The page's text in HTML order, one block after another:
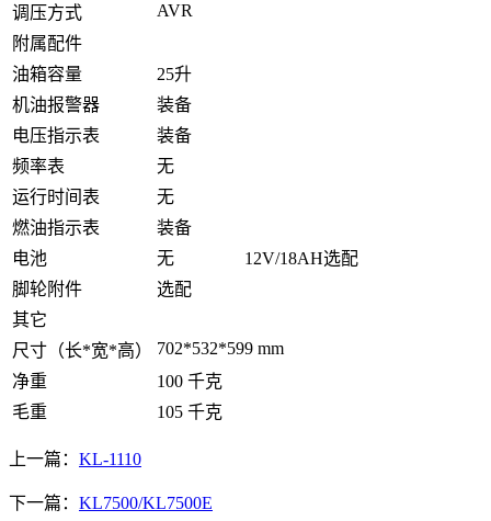
调压方式
AVR
附属配件
油箱容量
25升
机油报警器
装备
电压指示表
装备
频率表
无
运行时间表
无
燃油指示表
装备
电池
无
12V/18AH选配
脚轮附件
选配
其它
尺寸（长*宽*高）
702*532*599 mm
净重
100 千克
毛重
105 千克
上一篇： KL-1110
下一篇： KL7500/KL7500E